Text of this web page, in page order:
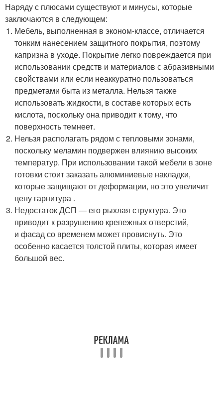
Наряду с плюсами существуют и минусы, которые
заключаются в следующем:
Мебель, выполненная в эконом-классе, отличается
тонким нанесением защитного покрытия, поэтому
капризна в уходе. Покрытие легко повреждается при
использовании средств и материалов с абразивными
свойствами или если неаккуратно пользоваться
предметами быта из металла. Нельзя также
использовать жидкости, в составе которых есть
кислота, поскольку она приводит к тому, что
поверхность темнеет.
Нельзя располагать рядом с тепловыми зонами,
поскольку меламин подвержен влиянию высоких
температур. При использовании такой мебели в зоне
готовки стоит заказать алюминиевые накладки,
которые защищают от деформации, но это увеличит
цену гарнитура .
Недостаток ДСП — его рыхлая структура. Это
приводит к разрушению крепежных отверстий,
и фасад со временем может провиснуть. Это
особенно касается толстой плиты, которая имеет
большой вес.